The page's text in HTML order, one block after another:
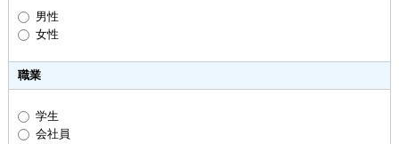
男性
女性
職業
学生
会社員